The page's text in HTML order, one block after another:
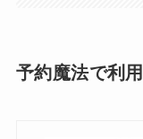
予約魔法で利